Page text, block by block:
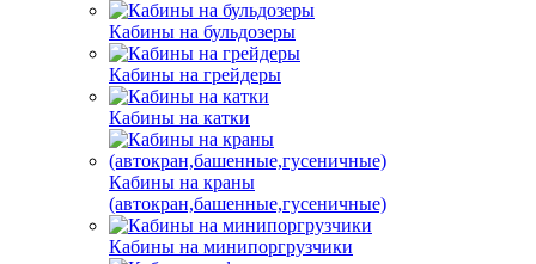
Кабины на бульдозеры
Кабины на грейдеры
Кабины на катки
Кабины на краны
(автокран,башенные,гусеничные)
Кабины на минипоргрузчики